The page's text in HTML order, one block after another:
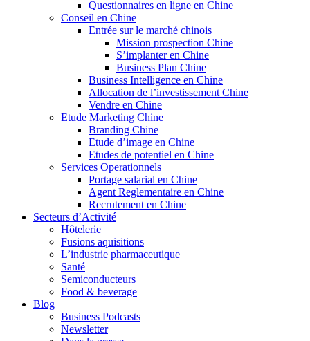
Questionnaires en ligne en Chine
Conseil en Chine
Entrée sur le marché chinois
Mission prospection Chine
S’implanter en Chine
Business Plan Chine
Business Intelligence en Chine
Allocation de l’investissement Chine
Vendre en Chine
Etude Marketing Chine
Branding Chine
Etude d’image en Chine
Etudes de potentiel en Chine
Services Operationnels
Portage salarial en Chine
Agent Reglementaire en Chine
Recrutement en Chine
Secteurs d’Activité
Hôtelerie
Fusions aquisitions
L’industrie pharmaceutique
Santé
Semiconducteurs
Food & beverage
Blog
Business Podcasts
Newsletter